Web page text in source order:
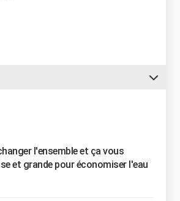
l'ensemble et ça vous
et grande pour économiser l'eau